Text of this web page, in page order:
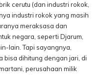
cerutu (dan industri rokok,
industri rokok yang masih
meraksasa dan
negara, seperti Djarum,
lain. Tapi sayangnya,
bisa dihitung dengan jari, di
perusahaan milik